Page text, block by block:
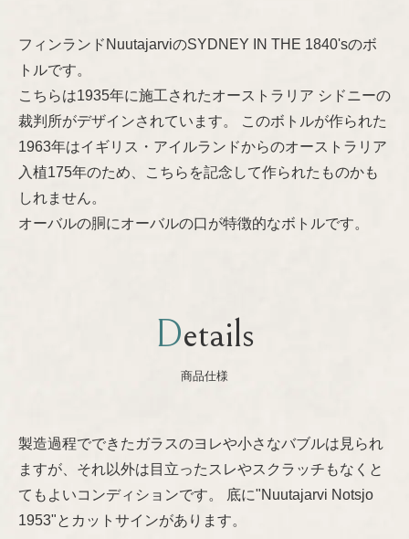
Lisa Larson
Marianne Westman
Nanny Still
Oiva Toikka
Sylvia Leuchovius
Tapio Wirkkala
特定商取引法に基づく表記
プライバシーポリシー
フィンランドNuutajarviのSYDNEY IN THE 1840'sのボ
トルです。
こちらは1935年に施工されたオーストラリア シドニーの
裁判所がデザインされています。 このボトルが作られた
1963年はイギリス・アイルランドからのオーストラリア
入植175年のため、こちらを記念して作られたものかも
しれません。
オーバルの胴にオーバルの口が特徴的なボトルです。
Details
商品仕様
製造過程でできたガラスのヨレや小さなバブルは見られ
ますが、それ以外は目立ったスレやスクラッチもなくと
てもよいコンディションです。 底に"Nuutajarvi Notsjo
1953"とカットサインがあります。